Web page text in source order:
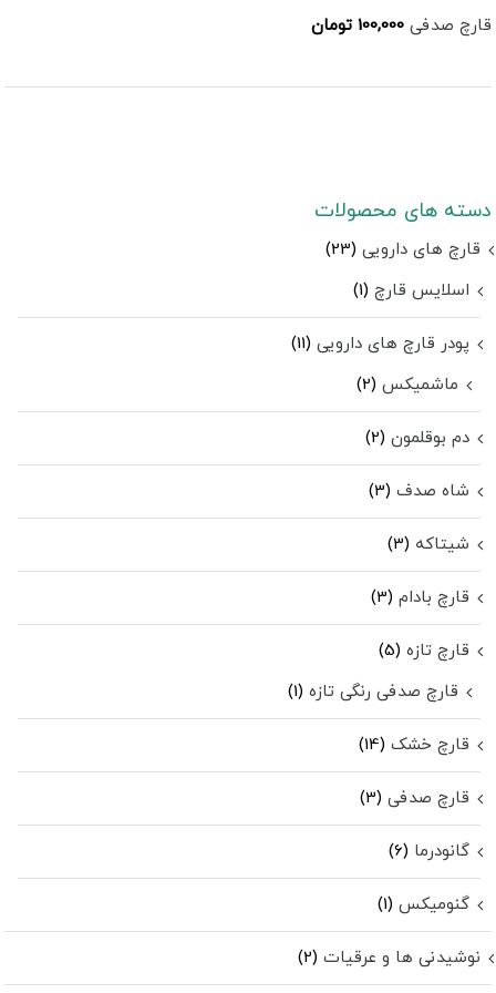
دسته های محصولات
قارچ های دارویی (23)
اسلایس قارچ (1)
پودر قارچ های دارویی (11)
ماشمیکس (2)
دم بوقلمون (2)
شاه صدف (3)
شیتاکه (3)
قارچ بادام (3)
قارچ تازه (5)
قارچ صدفی رنگی تازه (1)
قارچ خشک (14)
قارچ صدفی (3)
گانودرما (6)
گنومیکس (1)
نوشیدنی ها و عرقیات (2)
قارچ صدفی 100,000 تومان